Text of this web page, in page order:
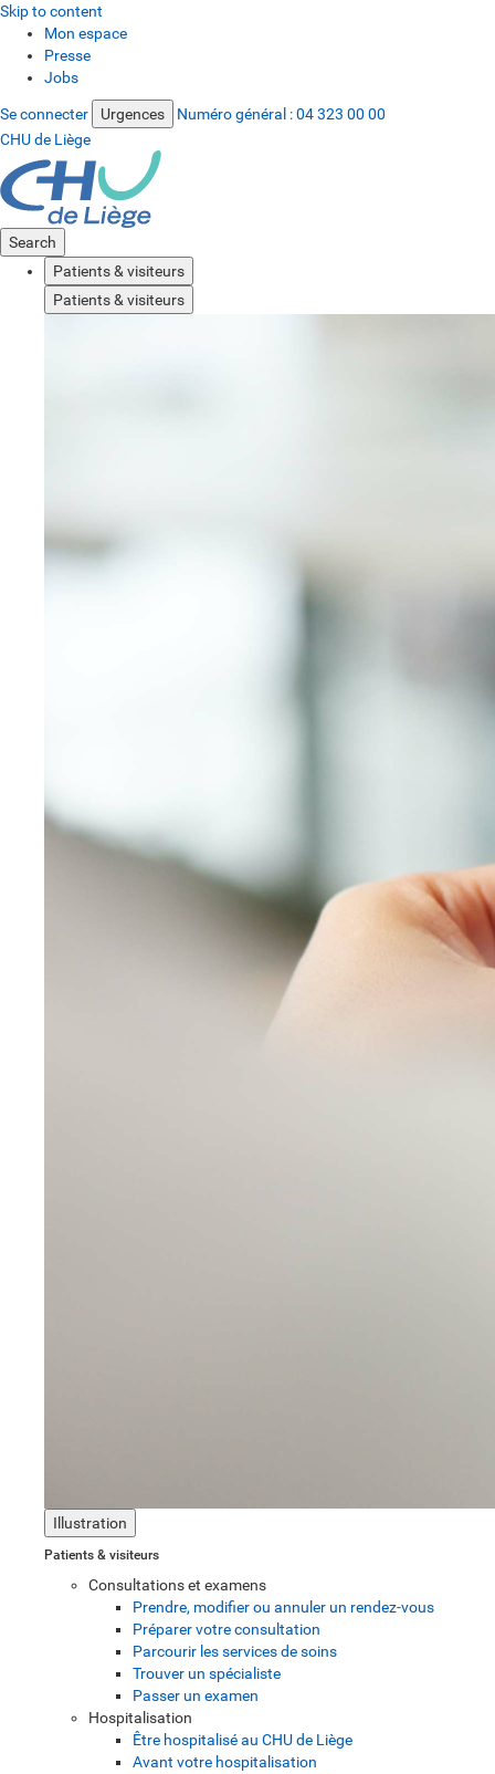
Skip to content
Mon espace
Presse
Jobs
Se connecter Urgences Numéro général :04 323 00 00
CHU de Liège
Search
Patients & visiteurs
Patients & visiteurs
Illustration
Patients & visiteurs
Consultations et examens
Prendre, modifier ou annuler un rendez-vous
Préparer votre consultation
Parcourir les services de soins
Trouver un spécialiste
Passer un examen
Hospitalisation
Être hospitalisé au CHU de Liège
Avant votre hospitalisation